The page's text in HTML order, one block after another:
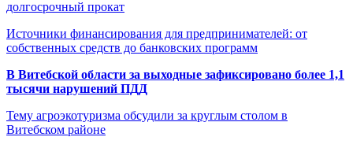
долгосрочный прокат
Источники финансирования для предпринимателей: от
собственных средств до банковских программ
В Витебской области за выходные зафиксировано более 1,1
тысячи нарушений ПДД
Тему агроэкотуризма обсудили за круглым столом в
Витебском районе